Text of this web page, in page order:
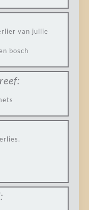
van jullie
bosch